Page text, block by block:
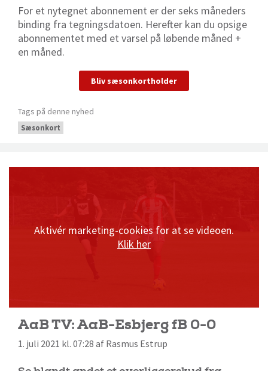
For et nytegnet abonnement er der seks måneders
binding fra tegningsdatoen. Herefter kan du opsige
abonnementet med et varsel på løbende måned +
en måned.
Bliv sæsonkortholder
Tags på denne nyhed
Sæsonkort
Aktivér marketing-cookies for at se videoen.
Klik her
AaB TV: AaB-Esbjerg fB 0-0
1. juli 2021 kl. 07:28 af Rasmus Estrup